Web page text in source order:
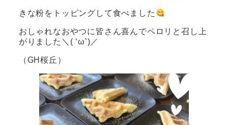
きな粉をトッピングして食べました
おしゃれなおやつに皆さん喜んでペロリと召し上
がりました＼( ‘ω’)／
（GH桜丘）